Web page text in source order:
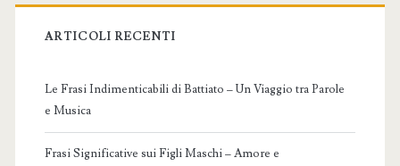
ARTICOLI RECENTI
Le Frasi Indimenticabili di Battiato – Un Viaggio tra Parole
e Musica
Frasi Significative sui Figli Maschi – Amore e